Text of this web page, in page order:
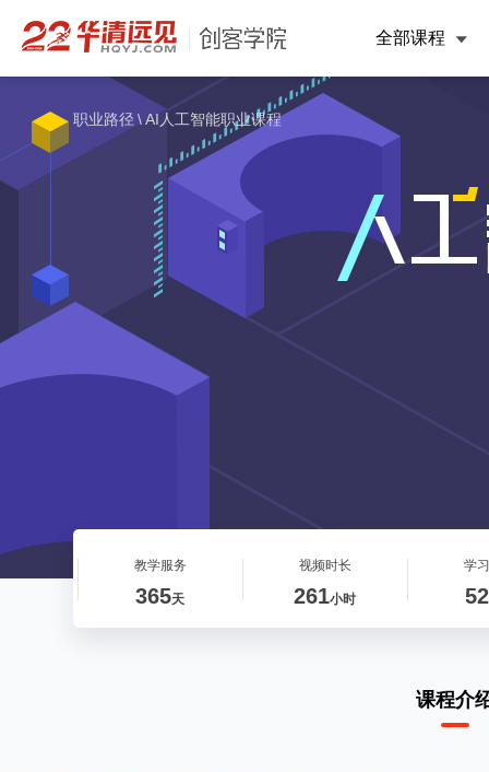
全部课程
职业路径 \AI人工智能职业课程
教学服务
365天
视频时长
261小时
学
课程介